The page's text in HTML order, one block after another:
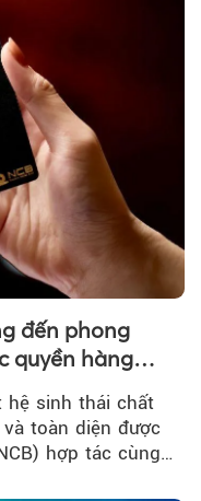
đến phong
quyền hàng
hệ sinh thái chất
toàn diện được
hợp tác cùng